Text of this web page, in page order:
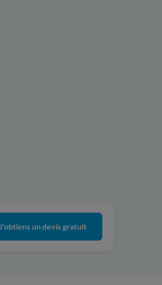
J'obtiens un devis gratuit